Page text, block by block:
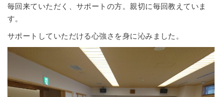
毎回来ていただく、サポートの方。親切に毎回教えていま
す。
サポートしていただける心強さを身に沁みました。